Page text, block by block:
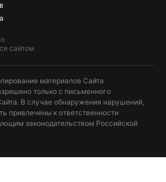
сайтом
материалов Сайта
только с письменного
В случае обнаружения нарушений,
привлечены к ответственности
законодательством Российской